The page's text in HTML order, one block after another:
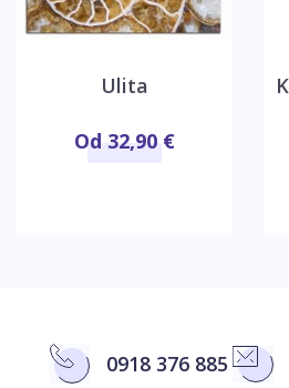
Ulita
Od 32,90 €
0918 376 885